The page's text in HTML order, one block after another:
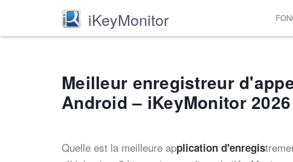
iKeyMonitor
Meilleur enregistreur
Android – iKeyMonitor 2026
Quelle est la meilleure application d'enregis